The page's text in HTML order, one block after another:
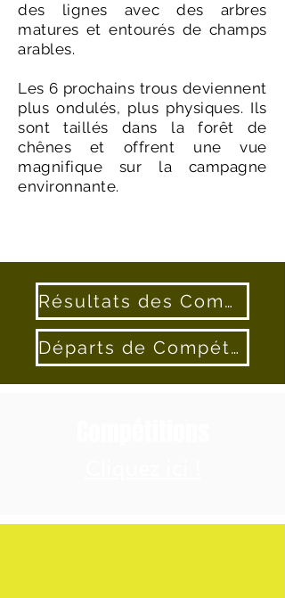
des lignes avec des arbres
matures et entourés de champs
arables.
​Les 6 prochains trous deviennent
plus ondulés, plus physiques. Ils
sont taillés dans la forêt de
chênes et offrent une vue
magnifique sur la campagne
environnante.
Résultats des Compétitions
Départs de Compétitions